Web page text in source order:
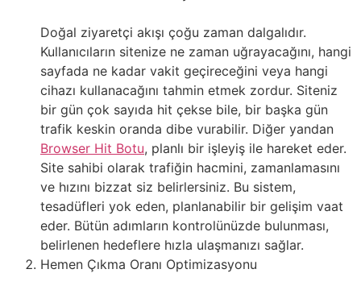
Doğal ziyaretçi akışı çoğu zaman dalgalıdır.
Kullanıcıların sitenize ne zaman uğrayacağını, hangi
sayfada ne kadar vakit geçireceğini veya hangi
cihazı kullanacağını tahmin etmek zordur. Siteniz
bir gün çok sayıda hit çekse bile, bir başka gün
trafik keskin oranda dibe vurabilir. Diğer yandan
Browser Hit Botu, planlı bir işleyiş ile hareket eder.
Site sahibi olarak trafiğin hacmini, zamanlamasını
ve hızını bizzat siz belirlersiniz. Bu sistem,
tesadüfleri yok eden, planlanabilir bir gelişim vaat
eder. Bütün adımların kontrolünüzde bulunması,
belirlenen hedeflere hızla ulaşmanızı sağlar.
Hemen Çıkma Oranı Optimizasyonu